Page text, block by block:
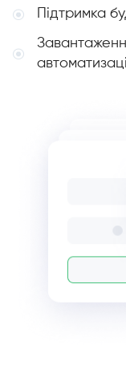
Підтримка